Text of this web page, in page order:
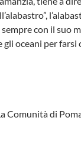
con il suo
gli oceani per
Comunità di